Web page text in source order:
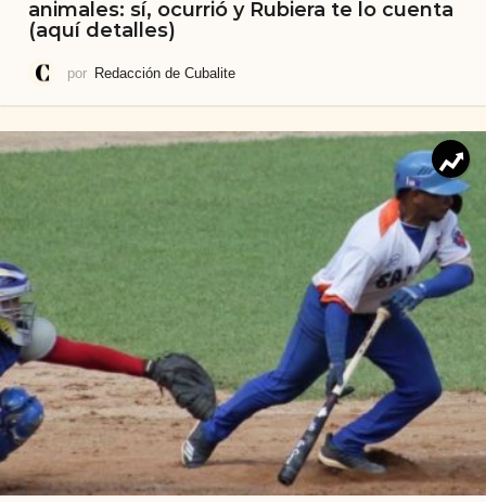
animales: sí, ocurrió y Rubiera te lo cuenta
(aquí detalles)
por Redacción de Cubalite